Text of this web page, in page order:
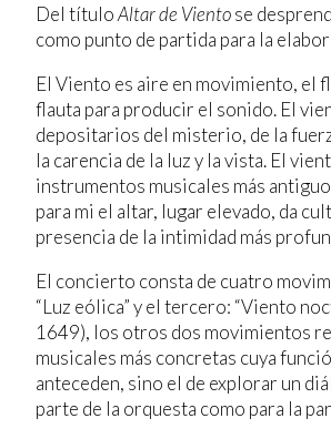
Del títuloAltar de Vientose
como punto de partida para la
El Viento es aire en movimiento, el
flauta para producir el sonido. El
depositarios del misterio, de la
la carencia de la luz y la vista. El
instrumentos musicales más
para mi el altar, lugar elevado, da
presencia de la intimidad más
El concierto consta de cuatro
“Luz eólica” y el tercero: “Viento
1649), los otros dos movimientos
musicales más concretas cuya
anteceden, sino el de explorar un
parte de la orquesta como para la